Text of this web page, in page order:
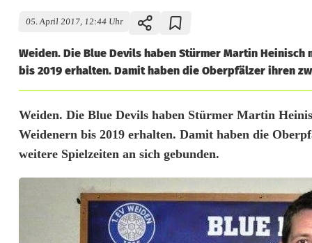
05. April 2017, 12:44 Uhr
Weiden. Die Blue Devils haben Stürmer Martin
bis 2019 erhalten. Damit haben die Oberpfälzer ihren
B
l
Weiden. Die Blue Devils haben Stürmer Martin
Weidenern bis 2019 erhalten. Damit haben die
weitere Spielzeiten an sich gebunden.